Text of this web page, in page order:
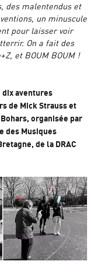
des malentendus et
un minuscule
pour laisser voir
On a fait des
et BOUM BOUM !
dix aventures
de Mick Strauss et
organisée par
des Musiques
de la DRAC